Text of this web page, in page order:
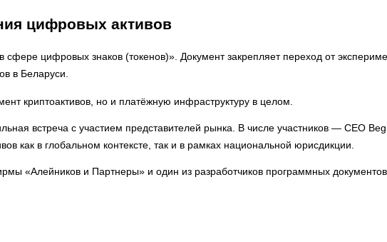
цифровых активов
цифровых знаков (токенов)». Документ закрепляет переход от
в Беларуси.
криптоактивов, но и платёжную инфраструктуру в целом.
встреча с участием представителей рынка. В числе участников — CEO
как в глобальном контексте, так и в рамках национальной юрисдикции.
«Алейников и Партнеры» и один из разработчиков программных